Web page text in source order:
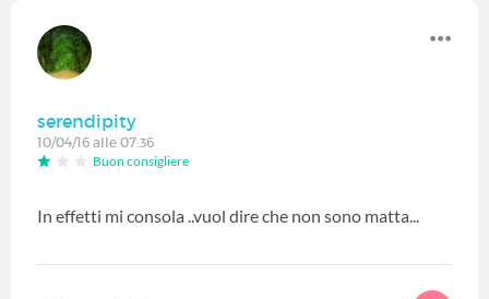
serendipity
10/04/16 alle 07:36
Buon consigliere
In effetti mi consola ..vuol dire che non sono matta...